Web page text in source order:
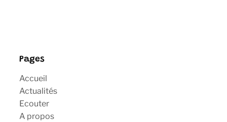
Pages
Accueil
Actualités
Ecouter
A propos